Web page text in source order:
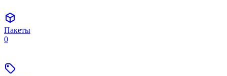
Пакеты
0